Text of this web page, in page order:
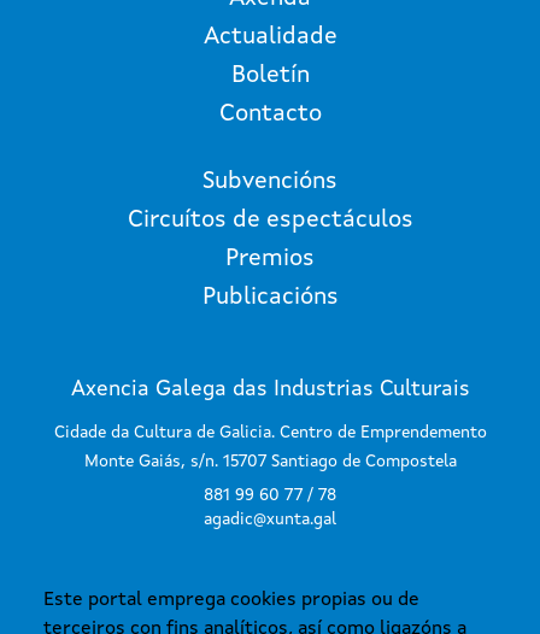
Este portal emprega cookies propias ou de
terceiros con fins analíticos, así como ligazóns a
Actualidade
Boletín
Contacto
Subvencións
Circuítos de espectáculos
Premios
Publicacións
Axencia Galega das Industrias Culturais
Cidade da Cultura de Galicia. Centro de Emprendemento
Monte Gaiás, s/n. 15707 Santiago de Compostela
881 99 60 77 / 78
agadic@xunta.gal
SUBSCRÍBETE AO BOLETÍN